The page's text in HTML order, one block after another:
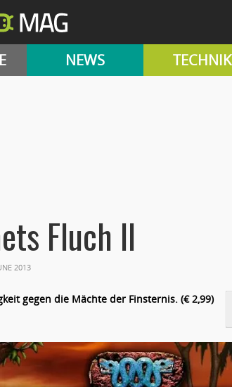
NEWS TECHNIK
Fluch II
2013
gegen die Mächte der Finsternis. (€ 2,99)